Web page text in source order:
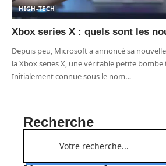
HIGH-TECH
Xbox series X : quels sont les
Depuis peu, Microsoft a annoncé sa
la Xbox series X, une véritable petite
Initialement connue sous le nom…
Recherche